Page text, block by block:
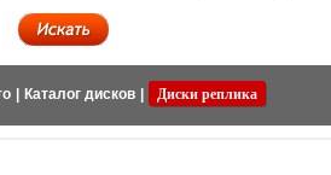
Каталог дисков Диски реплика